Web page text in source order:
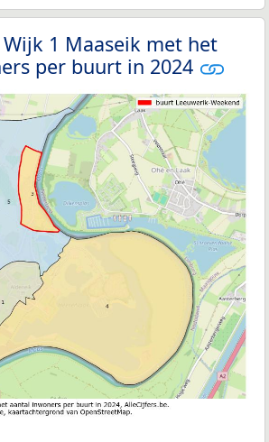
1 Maaseik met het
per buurt in 2024